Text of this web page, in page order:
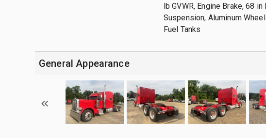
lb GVWR, Engine Brake, 68
Suspension, Aluminum
Fuel Tanks
General Appearance